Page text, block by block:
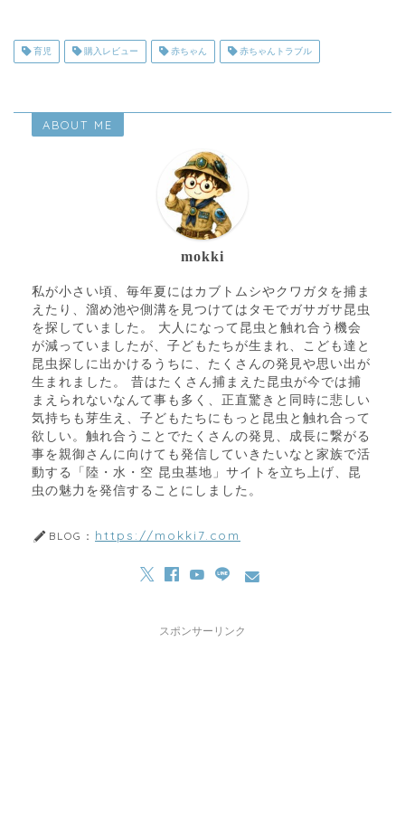
育児 購入レビュー 赤ちゃん 赤ちゃんトラブル
ABOUT ME
mokki
私が小さい頃、毎年夏にはカブトムシやクワガタを捕ま
えたり、溜め池や側溝を見つけてはタモでガサガサ昆虫
を探していました。 大人になって昆虫と触れ合う機会
が減っていましたが、子どもたちが生まれ、こども達と
昆虫探しに出かけるうちに、たくさんの発見や思い出が
生まれました。 昔はたくさん捕まえた昆虫が今では捕
まえられないなんて事も多く、正直驚きと同時に悲しい
気持ちも芽生え、子どもたちにもっと昆虫と触れ合って
欲しい。触れ合うことでたくさんの発見、成長に繋がる
事を親御さんに向けても発信していきたいなと家族で活
動する「陸・水・空 昆虫基地」サイトを立ち上げ、昆
虫の魅力を発信することにしました。
BLOG： https://mokki7.com
スポンサーリンク